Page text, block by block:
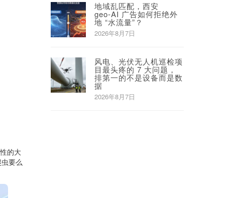
的大
要么
地域乱匹配，西安
geo‑AI 广告如何拒绝外
地 “水流量”？
2026年8月7日
风电、光伏无人机巡检项
目最头疼的 7 大问题，
排第一的不是设备而是数
据
2026年8月7日